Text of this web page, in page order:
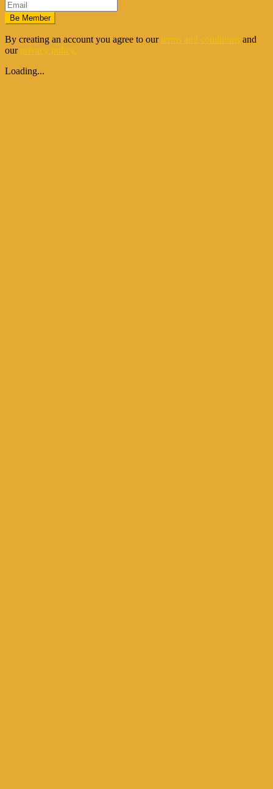
Be Member
By creating an account you agree to our terms and conditions and
our privacy policy.
Loading...